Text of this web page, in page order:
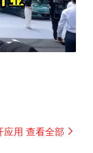
应用 查看全部